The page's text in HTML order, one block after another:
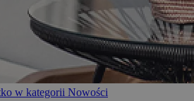
w kategorii Nowości